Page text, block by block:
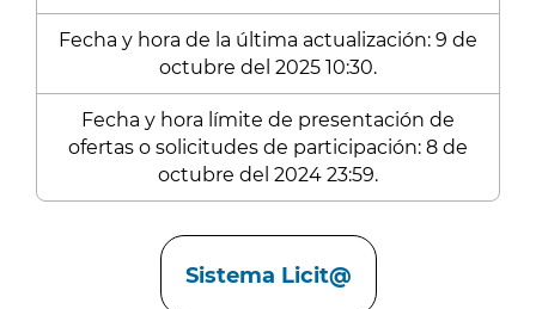
Fecha y hora de la última actualización: 9 de
octubre del 2025 10:30.
Fecha y hora límite de presentación de
ofertas o solicitudes de participación: 8 de
octubre del 2024 23:59.
Sistema Licit@